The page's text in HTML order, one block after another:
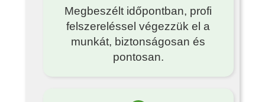
Megbeszélt időpontban, profi
felszereléssel végezzük el a
munkát, biztonságosan és
pontosan.